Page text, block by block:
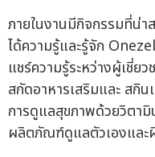
ภายในงานมีกิจกรรมที่น่า
ได้ความรู้และรู้จัก
แชร์ความรู้ระหว่างผู้เชี่ย
สกัดอาหารเสริมและ สกิ
การดูแลสุขภาพด้วยวิตา
ผลิตภัณฑ์ดูแลตัวเองแล